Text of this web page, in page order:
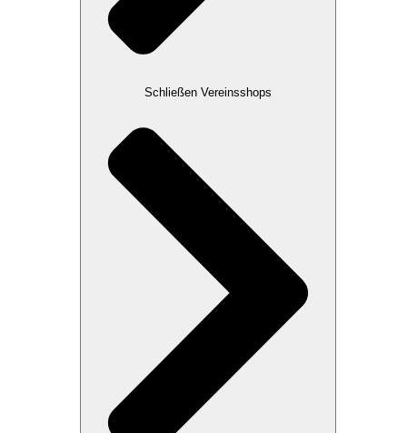
Schließen Vereinsshops